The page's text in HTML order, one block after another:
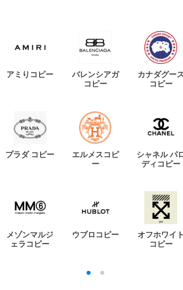
アミりコピー
バレンシアガ
コピー
カナダグー
コピー
プラダ コピー
エルメスコピ
ー
シャネル パ
ディコピー
メゾンマルジ
ェラコピー
ウブロコピー
オフホワイト
コピー